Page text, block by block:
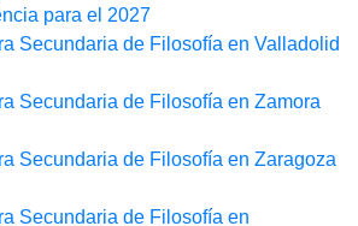
para el 2027
Secundaria de Filosofía en Valladolid
Secundaria de Filosofía en Zamora
Secundaria de Filosofía en Zaragoza
Secundaria de Filosofía en